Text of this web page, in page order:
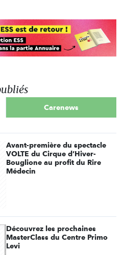
Carenews
Avant-première du spectacle
VOLTE du Cirque d’Hiver-
Bouglione au profit du Rire
Médecin
Découvrez les prochaines
MasterClass du Centre Primo
Levi